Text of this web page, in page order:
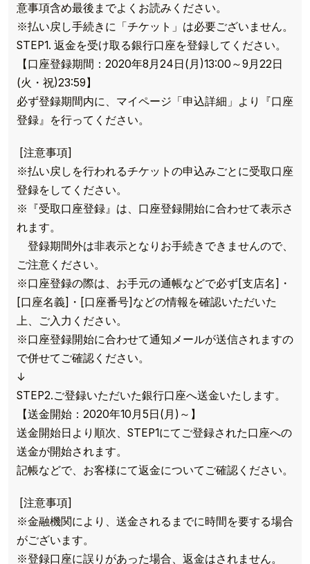
意事項含め最後までよくお読みください。
※払い戻し手続きに「チケット」は必要ございません。
STEP1. 返金を受け取る銀行口座を登録してください。
【口座登録期間：2020年8月24日(月)13:00～9月22日
(火・祝)23:59】
必ず登録期間内に、マイページ「申込詳細」より『口座
登録』を行ってください。
[注意事項]
※払い戻しを行われるチケットの申込みごとに受取口座
登録をしてください。
※『受取口座登録』は、口座登録開始に合わせて表示さ
れます。
登録期間外は非表示となりお手続きできませんので、
ご注意ください。
※口座登録の際は、お手元の通帳などで必ず[支店名]・
[口座名義]・[口座番号]などの情報を確認いただいた
上、ご入力ください。
※口座登録開始に合わせて通知メールが送信されますの
で併せてご確認ください。
↓
STEP2.ご登録いただいた銀行口座へ送金いたします。
【送金開始：2020年10月5日(月)～】
送金開始日より順次、STEP1にてご登録された口座への
送金が開始されます。
記帳などで、お客様にて返金についてご確認ください。
[注意事項]
※金融機関により、送金されるまでに時間を要する場合
がございます。
※登録口座に誤りがあった場合、返金はされません。